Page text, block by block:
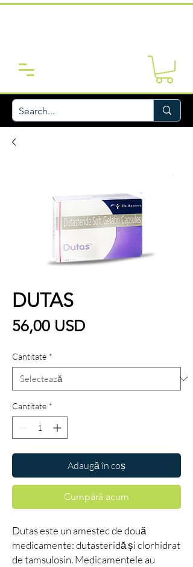
DUTAS
56,00 USDPreț
Cantitate *
Cantitate *
Adaugă în coș
Cumpără acum
Dutas este un amestec de două
medicamente: dutasteridă și clorhidrat
de tamsulosin. Medicamentele au